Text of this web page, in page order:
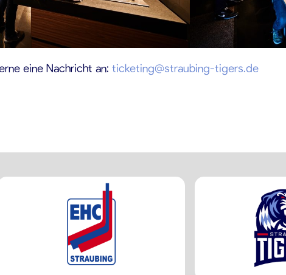
eine Nachricht an: ticketing@straubing-tigers.de